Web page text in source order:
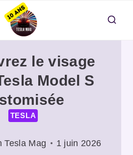
le visage
Model S
TESLA
Tesla Mag 1 juin 2026